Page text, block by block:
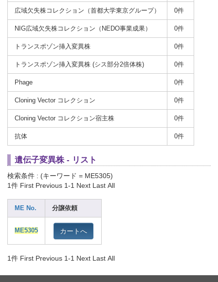
広域欠失株コレクション（首都大学東京グループ） 0件
NIG広域欠失株コレクション（NEDO事業成果） 0件
トランスポゾン挿入変異株 0件
トランスポゾン挿入変異株 (シス部分2倍体株) 0件
Phage 0件
Cloning Vector コレクション 0件
Cloning Vector コレクション宿主株 0件
抗体 0件
遺伝子変異株 - リスト
検索条件 : (キーワード = ME5305)
1件 First Previous 1-1 Next Last All
ME No. 分譲依頼
ME5305 カートへ
1件 First Previous 1-1 Next Last All